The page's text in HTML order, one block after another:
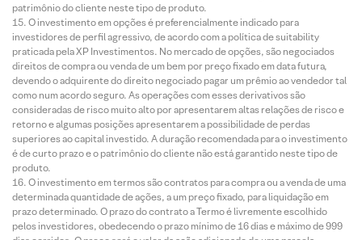
patrimônio do cliente neste tipo de produto.
O investimento em opções é preferencialmente indicado para
investidores de perfil agressivo, de acordo com a política de suitability
praticada pela XP Investimentos. No mercado de opções, são negociados
direitos de compra ou venda de um bem por preço fixado em data futura,
devendo o adquirente do direito negociado pagar um prêmio ao vendedor tal
como num acordo seguro. As operações com esses derivativos são
consideradas de risco muito alto por apresentarem altas relações de risco e
retorno e algumas posições apresentarem a possibilidade de perdas
superiores ao capital investido. A duração recomendada para o investimento
é de curto prazo e o patrimônio do cliente não está garantido neste tipo de
produto.
O investimento em termos são contratos para compra ou a venda de uma
determinada quantidade de ações, a um preço fixado, para liquidação em
prazo determinado. O prazo do contrato a Termo é livremente escolhido
pelos investidores, obedecendo o prazo mínimo de 16 dias e máximo de 999